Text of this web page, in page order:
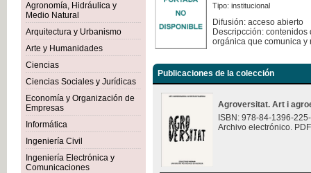
Agronomía, Hidráulica y
Medio Natural
Arquitectura y Urbanismo
Arte y Humanidades
Ciencias
Ciencias Sociales y Jurídicas
Economía y Organización de
Empresas
Informática
Ingeniería Civil
Ingeniería Electrónica y
Comunicaciones
Tipo: institucional
Difusión: acceso abierto
Descripcción:
orgánica que comunica y
Publicaciones de la colección
Agroversitat. Art i
ISBN: 978-84-1396-
Archivo electrónico.